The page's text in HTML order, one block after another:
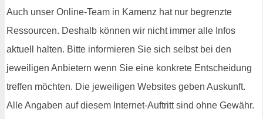
Auch unser Online-Team in Kamenz hat nur begrenzte
Ressourcen. Deshalb können wir nicht immer alle Infos
aktuell halten. Bitte informieren Sie sich selbst bei den
jeweiligen Anbietern wenn Sie eine konkrete Entscheidung
treffen möchten. Die jeweiligen Websites geben Auskunft.
Alle Angaben auf diesem Internet-Auftritt sind ohne Gewähr.